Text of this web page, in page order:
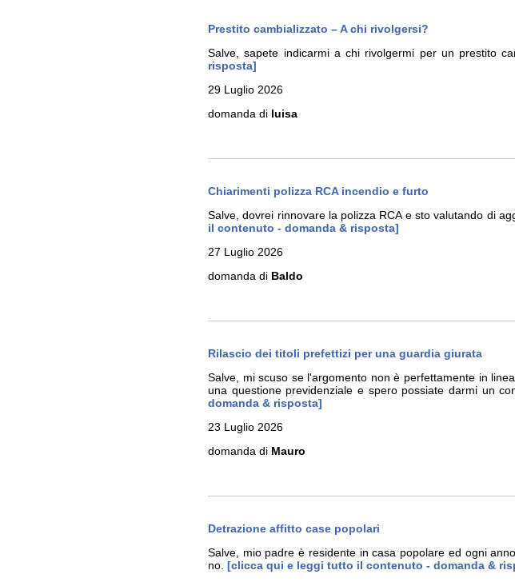
Prestito cambializzato – A chi rivolgersi?
Salve, sapete indicarmi a chi rivolgermi per un prestito
risposta]
29 Luglio 2026
domanda di luisa
Chiarimenti polizza RCA incendio e furto
Salve, dovrei rinnovare la polizza RCA e sto valutando di
il contenuto - domanda & risposta]
27 Luglio 2026
domanda di Baldo
Rilascio dei titoli prefettizi per una guardia giurata
Salve, mi scuso se l'argomento non è perfettamente in
una questione previdenziale e spero possiate darmi un
domanda & risposta]
23 Luglio 2026
domanda di Mauro
Detrazione affitto case popolari
Salve, mio padre è residente in casa popolare ed ogni
no. [clicca qui e leggi tutto il contenuto - domanda &